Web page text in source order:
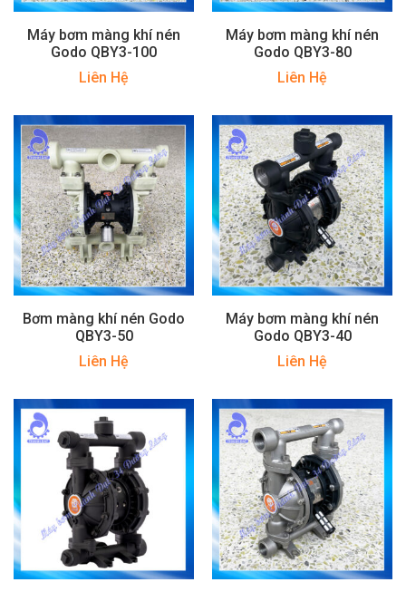
Máy bơm màng khí nén
Godo QBY3-100
Liên Hệ
Máy bơm màng khí nén
Godo QBY3-80
Liên Hệ
Bơm màng khí nén Godo
QBY3-50
Liên Hệ
Máy bơm màng khí nén
Godo QBY3-40
Liên Hệ